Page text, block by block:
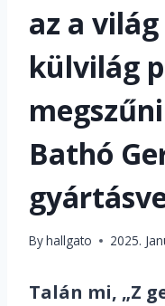
az a
külvilág
Bathó
Byhallgato 2025.
Talán mi, „Z